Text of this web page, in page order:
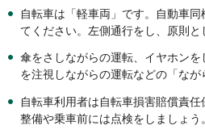
自転車は「軽車両」です。自動車
てください。左側通行をし、原則と
傘をさしながらの運転、イヤホン
を注視しながらの運転などの「なが
自転車利用者は自転車損害賠償責
整備や乗車前には点検をしましょう。